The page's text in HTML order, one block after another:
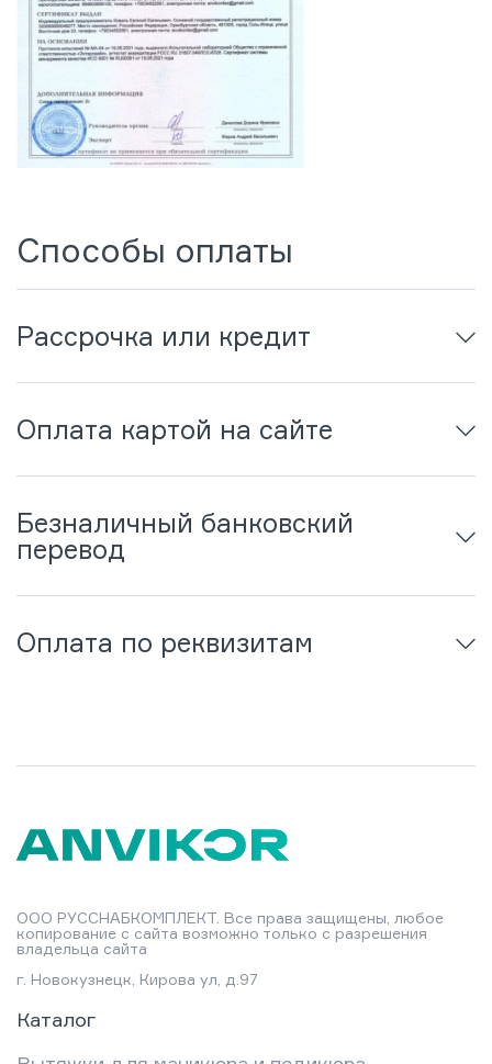
Способы оплаты
Рассрочка или кредит
Оплата картой на сайте
Безналичный банковский
перевод
Оплата по реквизитам
ООО РУССНАБКОМПЛЕКТ. Все права защищены, любое
копирование с сайта возможно только с разрешения
владельца сайта
г. Новокузнецк, Кирова ул, д.97
Каталог